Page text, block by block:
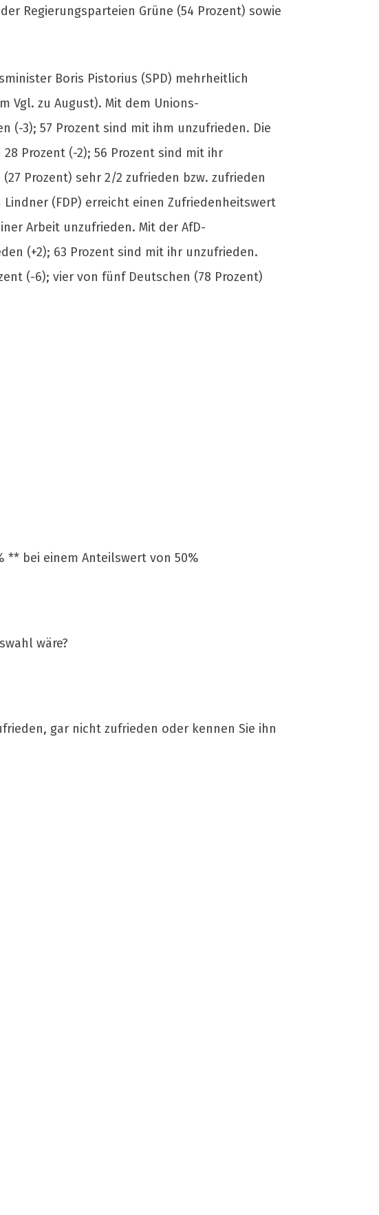
Regierungsparteien Grüne (54 Prozent) sowie
Boris Pistorius (SPD) mehrheitlich
Vgl. zu August). Mit dem Unions-
(-3); 57 Prozent sind mit ihm unzufrieden. Die
Prozent (-2); 56 Prozent sind mit ihr
Prozent) sehr 2/2 zufrieden bzw. zufrieden
(FDP) erreicht einen Zufriedenheitswert
Arbeit unzufrieden. Mit der AfD-
(+2); 63 Prozent sind mit ihr unzufrieden.
(-6); vier von fünf Deutschen (78 Prozent)
** bei einem Anteilswert von 50%
wäre?
gar nicht zufrieden oder kennen Sie ihn